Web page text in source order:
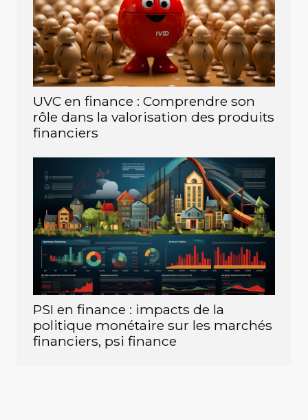
UVC en finance : Comprendre son
rôle dans la valorisation des produits
financiers
PSI en finance : impacts de la
politique monétaire sur les marchés
financiers, psi finance